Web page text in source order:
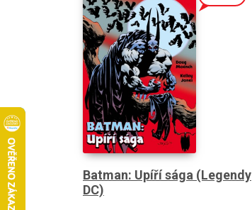
Batman: Upíří sága (Legendy
DC)